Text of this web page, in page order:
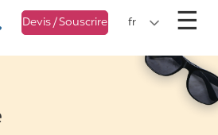
Voyages
1 74 85 50 50
Devis / Souscrire fr ☰